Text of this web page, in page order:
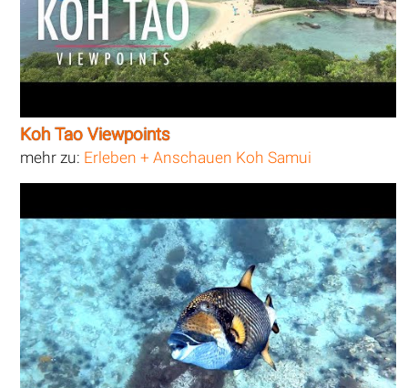
Koh Tao Viewpoints
mehr zu: Erleben + Anschauen Koh Samui